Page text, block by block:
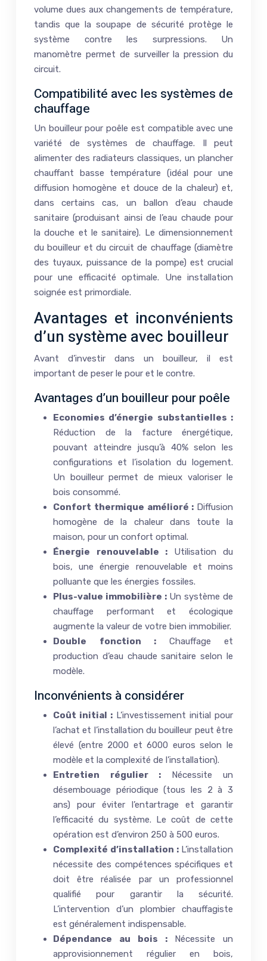
volume dues aux changements de température,
tandis que la soupape de sécurité protège le
système contre les surpressions. Un
manomètre permet de surveiller la pression du
circuit.
Compatibilité avec les systèmes de
chauffage
Un bouilleur pour poêle est compatible avec une
variété de systèmes de chauffage. Il peut
alimenter des radiateurs classiques, un plancher
chauffant basse température (idéal pour une
diffusion homogène et douce de la chaleur) et,
dans certains cas, un ballon d’eau chaude
sanitaire (produisant ainsi de l’eau chaude pour
la douche et le sanitaire). Le dimensionnement
du bouilleur et du circuit de chauffage (diamètre
des tuyaux, puissance de la pompe) est crucial
pour une efficacité optimale. Une installation
soignée est primordiale.
Avantages et inconvénients
d’un système avec bouilleur
Avant d’investir dans un bouilleur, il est
important de peser le pour et le contre.
Avantages d’un bouilleur pour poêle
Economies d’énergie substantielles :
Réduction de la facture énergétique,
pouvant atteindre jusqu’à 40% selon les
configurations et l’isolation du logement.
Un bouilleur permet de mieux valoriser le
bois consommé.
Confort thermique amélioré : Diffusion
homogène de la chaleur dans toute la
maison, pour un confort optimal.
Énergie renouvelable : Utilisation du
bois, une énergie renouvelable et moins
polluante que les énergies fossiles.
Plus-value immobilière : Un système de
chauffage performant et écologique
augmente la valeur de votre bien immobilier.
Double fonction : Chauffage et
production d’eau chaude sanitaire selon le
modèle.
Inconvénients à considérer
Coût initial : L’investissement initial pour
l’achat et l’installation du bouilleur peut être
élevé (entre 2000 et 6000 euros selon le
modèle et la complexité de l’installation).
Entretien régulier : Nécessite un
désembouage périodique (tous les 2 à 3
ans) pour éviter l’entartrage et garantir
l’efficacité du système. Le coût de cette
opération est d’environ 250 à 500 euros.
Complexité d’installation : L’installation
nécessite des compétences spécifiques et
doit être réalisée par un professionnel
qualifié pour garantir la sécurité.
L’intervention d’un plombier chauffagiste
est généralement indispensable.
Dépendance au bois : Nécessite un
approvisionnement régulier en bois,